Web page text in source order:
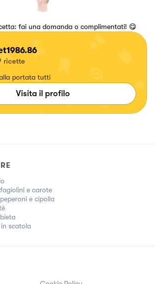
fai una domanda o complimentati! 😋
ricette
portata tutti
Visita il profilo
e carote
e cipolla
scatola